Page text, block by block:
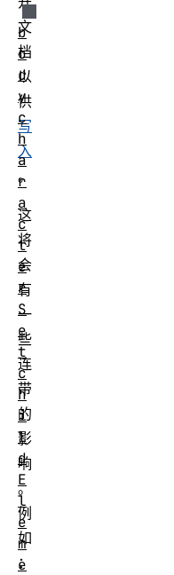
文
档
以
供
写
入
。
这
将
会
有
一
些
连
带
的
影
响
。
例
如
：
b
o
d
y
c
h
a
r
a
c
t
e
r
S
e
t
c
h
i
l
d
E
l
e
m
e